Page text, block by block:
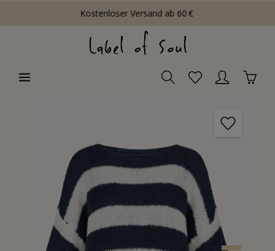
Kostenloser Versand ab 60 €